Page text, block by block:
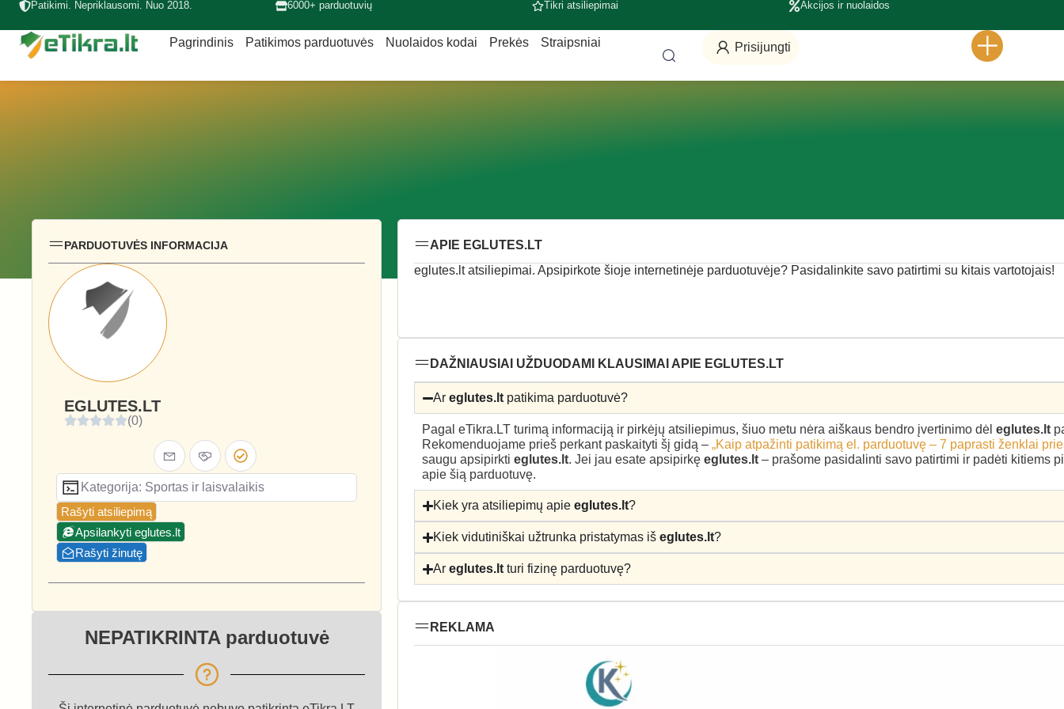
Patikimi. Nepriklausomi. Nuo 2018. 6000+ parduotuvių Tikri atsiliepimai Akcijos ir nuolaidos
Pagrindinis Patikimos parduotuvės Nuolaidos kodai Prekės Straipsniai Prisijungti
PARDUOTUVĖS INFORMACIJA
EGLUTES.LT
(0)
Kategorija: Sportas ir laisvalaikis
Rašyti atsiliepimą
Apsilankyti eglutes.lt
Rašyti žinutę
NEPATIKRINTA parduotuvė
APIE EGLUTES.LT
eglutes.lt atsiliepimai. Apsipirkote šioje internetinėje parduotuvėje? Pasidalinkite savo patirtimi su kitais vartotojais!
DAŽNIAUSIAI UŽDUODAMI KLAUSIMAI APIE EGLUTES.LT
Areglutes.lt patikima parduotuvė?
Pagal eTikra.LT turimą informaciją ir pirkėjų atsiliepimus, šiuo metu nėra aiškaus bendro įvertinimo dėl eglutes.lt
Rekomenduojame prieš perkant paskaityti šį gidą – „Kaip atpažinti patikimą el. parduotuvę – 7 paprasti ženklai
saugu apsipirkti eglutes.lt. Jei jau esate apsipirkę eglutes.lt – prašome pasidalinti savo patirtimi ir padėti kitiems
apie šią parduotuvę.
Kiek yra atsiliepimų apieeglutes.lt?
Kiek vidutiniškai užtrunka pristatymas išeglutes.lt?
Areglutes.lt turi fizinę parduotuvę?
REKLAMA